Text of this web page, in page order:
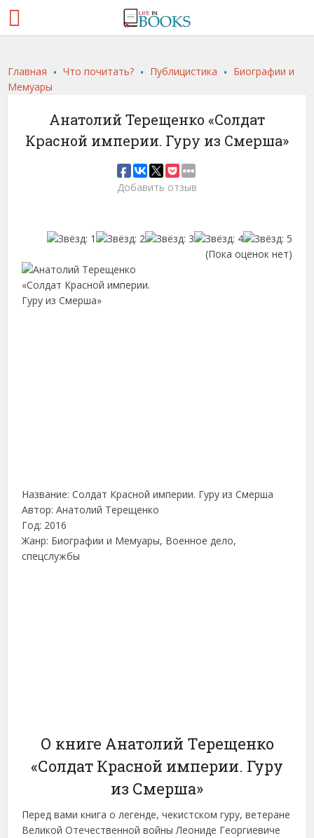
Главная .Что почитать? . Публицистика . Биографии и
Мемуары
Анатолий Терещенко «Солдат
Красной империи. Гуру из Смерша»
Добавить отзыв
(Пока оценок нет)
Название: Солдат Красной империи. Гуру из Смерша
Автор: Анатолий Терещенко
Год: 2016
Жанр: Биографии и Мемуары, Военное дело,
спецслужбы
О книге Анатолий Терещенко
«Солдат Красной империи. Гуру
из Смерша»
Перед вами книга о легенде, чекистском гуру, ветеране
Великой Отечественной войны Леониде Георгиевиче